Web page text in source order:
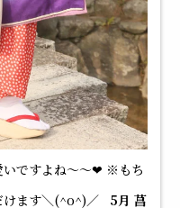
いですよね～～❤ ※もち
けます＼(^o^)／ 5月 菖